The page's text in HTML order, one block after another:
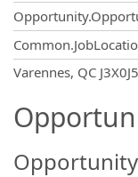
Varennes, QC